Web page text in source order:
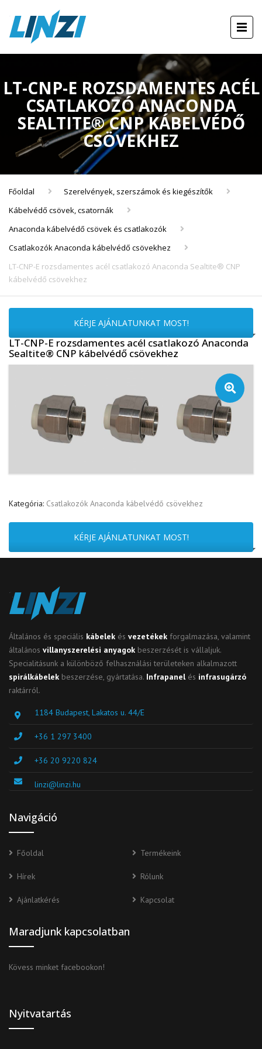
LT-CNP-E ROZSDAMENTES ACÉL
CSATLAKOZÓ ANACONDA
SEALTITE® CNP KÁBELVÉDŐ
CSÖVEKHEZ
Főoldal
Szerelvények, szerszámok és kiegészítők
Kábelvédő csövek, csatornák
Anaconda kábelvédő csövek és csatlakozók
Csatlakozók Anaconda kábelvédő csövekhez
LT-CNP-E rozsdamentes acél csatlakozó Anaconda Sealtite® CNP
kábelvédő csövekhez
KÉRJE AJÁNLATUNKAT MOST!
LT-CNP-E rozsdamentes acél csatlakozó Anaconda
Sealtite® CNP kábelvédő csövekhez
🔍
Kategória: Csatlakozók Anaconda kábelvédő csövekhez
KÉRJE AJÁNLATUNKAT MOST!
Általános és speciális kábelek és vezetékek forgalmazása, valamint
általános villanyszerelési anyagok beszerzését is vállaljuk.
Specialitásunk a különböző felhasználási területeken alkalmazott
spirálkábelek beszerzése, gyártatása. Infrapanel és infrasugárzó
raktárról.
1184 Budapest, Lakatos u. 44/E
+36 1 297 3400
+36 20 9220 824
linzi@linzi.hu
Navigáció
Főoldal Termékeink
Hírek Rólunk
Ajánlatkérés Kapcsolat
Maradjunk kapcsolatban
Kövess minket facebookon!
Nyitvatartás